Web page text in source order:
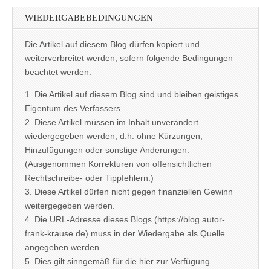
WIEDERGABEBEDINGUNGEN
Die Artikel auf diesem Blog dürfen kopiert und
weiterverbreitet werden, sofern folgende Bedingungen
beachtet werden:
1. Die Artikel auf diesem Blog sind und bleiben geistiges
Eigentum des Verfassers.
2. Diese Artikel müssen im Inhalt unverändert
wiedergegeben werden, d.h. ohne Kürzungen,
Hinzufügungen oder sonstige Änderungen.
(Ausgenommen Korrekturen von offensichtlichen
Rechtschreibe- oder Tippfehlern.)
3. Diese Artikel dürfen nicht gegen finanziellen Gewinn
weitergegeben werden.
4. Die URL-Adresse dieses Blogs (https://blog.autor-
frank-krause.de) muss in der Wiedergabe als Quelle
angegeben werden.
5. Dies gilt sinngemäß für die hier zur Verfügung